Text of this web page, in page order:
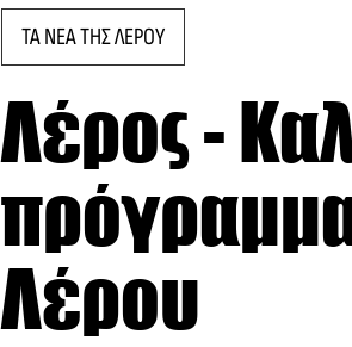
ΤΑ ΝΕΑ ΤΗΣ ΛΕΡΟΥ
Λέρος -
Λέρου